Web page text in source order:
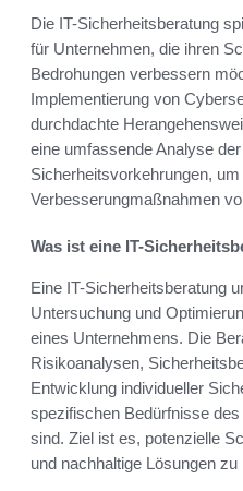
Die IT-Sicherheitsberatung
für Unternehmen, die ihren
Bedrohungen verbessern
Implementierung von
durchdachte
eine umfassende Analyse
Sicherheitsvorkehrungen,
Verbesserungmaßnahmen
Was ist eine IT-
Eine IT-Sicherheitsberatung
Untersuchung und
eines Unternehmens. Die
Risikoanalysen,
Entwicklung individueller
spezifischen Bedürfnisse
sind. Ziel ist es, potenzielle
und nachhaltige Lösungen zu